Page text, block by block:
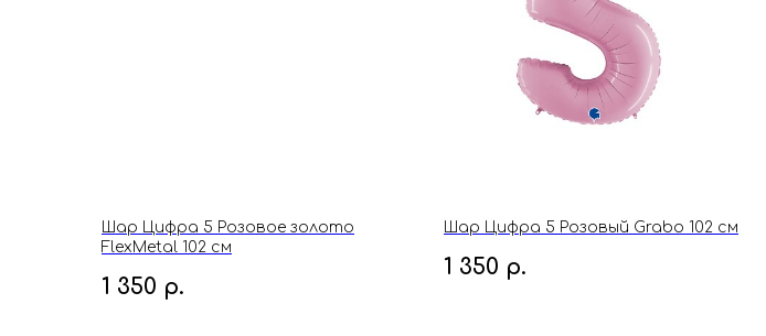
Шар Цифра 5 Розовое золото
FlexMetal 102 см
1 350 р.
Шар Цифра 5 Розовый Grabo 102 см
1 350 р.